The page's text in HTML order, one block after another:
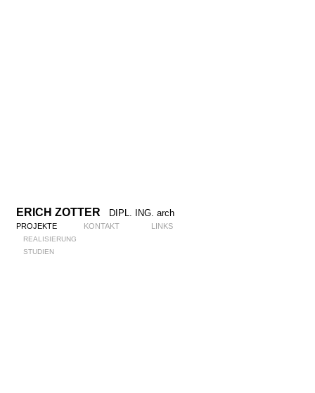
ERICH ZOTTER DIPL. ING. arch
PROJEKTE KONTAKT LINKS
REALISIERUNG
STUDIEN